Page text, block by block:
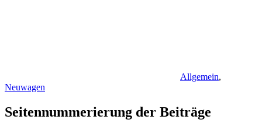
Allgemein,
Neuwagen
Seitennummerierung der Beiträge